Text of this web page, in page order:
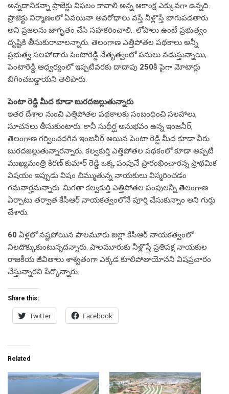
అన్నదానికన్నా ప్రాజెక్టు విఫలం కావాలి అన్న ఆకాంక్ష ఎక్కువగా ఉన్నది.
ప్రాజెక్టు నిర్మాణంలో ఏవయినా అవరోధాలు వస్తే నీళ్లొస్తే బాగుపడతారు
అని ప్రజలను జాగృతం చేసి సహకరించాలి.. లోపాలు ఉంటే ప్రభుత్వం
దృష్టికి తీసుకురావాలన్నారు. తెలంగాణ ఎత్తిపోతల పథకాలు అన్నీ
ప్రభుత్వ సలహాదారు పెంటారెడ్డి నేతృత్వంలో పనులు నడుస్తున్నాయి,
పెంటారెడ్డి ఆధ్వర్యంలో ఇప్పటివరకు దాదాపు 250కి పైగా మోటార్లు
బిగించబడ్డాయని తెలిపారు.
పెంటా రెడ్డి మీద కూడా బురదజల్లుతున్నారు
ఇతర దేశాల నుంచి ఎత్తిపోతల పథకాలకు సంబంధించి సలహాలు,
సూచనలు తీసుకుంటారు. కానీ సుధీర్ఘ అనుభవం ఉన్న ఇంజనీర్,
తెలంగాణ గర్వించదగిన ఇంజనీర్ అయిన పెంటా రెడ్డి మీద కూడా వీరు
బురదజల్లుతున్నారన్నారు. కల్వకుర్తి ఎత్తిపోతల పథకంలో కూడా అప్పటి
ముఖ్యమంత్రి కిరణ్ కుమార్ రెడ్డి ఒక్క పంపునే ప్రారంభించారన్న ప్రాథమిక
విషయం ఇప్పుడు విషం చిమ్ముతున్న నాయకులు విస్మరించడం
గమనార్హమన్నారు. మిగతా కల్వకుర్తి ఎత్తిపోతల పంపులన్నీ తెలంగాణ
ఏర్పాటు తర్వాత కేసీఆర్ నాయకత్వంలోనే పూర్తి చేసుకున్నాం అని గుర్తు
చేశారు.
60 ఏళ్లలో నష్టపోయిన పాలమూరు జిల్లా కేసీఆర్ నాయకత్వంలో
నిలదొక్కుకుంటున్నదన్నారు. పాలమూరుకు నీళ్లొస్తే ప్రతిపక్ష నాయకుల
రాజకీయ జీవితాలు శాశ్వతంగా ఎక్కడ కూలిపోతాయోనని విషప్రచారం
చేస్తున్నారని పేర్కొన్నారు.
Share this:
Twitter Facebook
Related